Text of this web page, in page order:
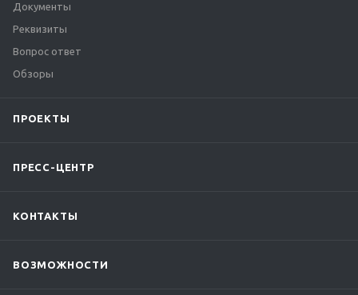
Документы
Реквизиты
Вопрос ответ
Обзоры
ПРОЕКТЫ
ПРЕСС-ЦЕНТР
КОНТАКТЫ
ВОЗМОЖНОСТИ